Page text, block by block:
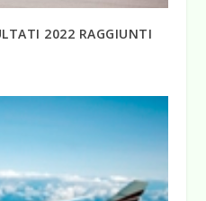
2022 RAGGIUNTI